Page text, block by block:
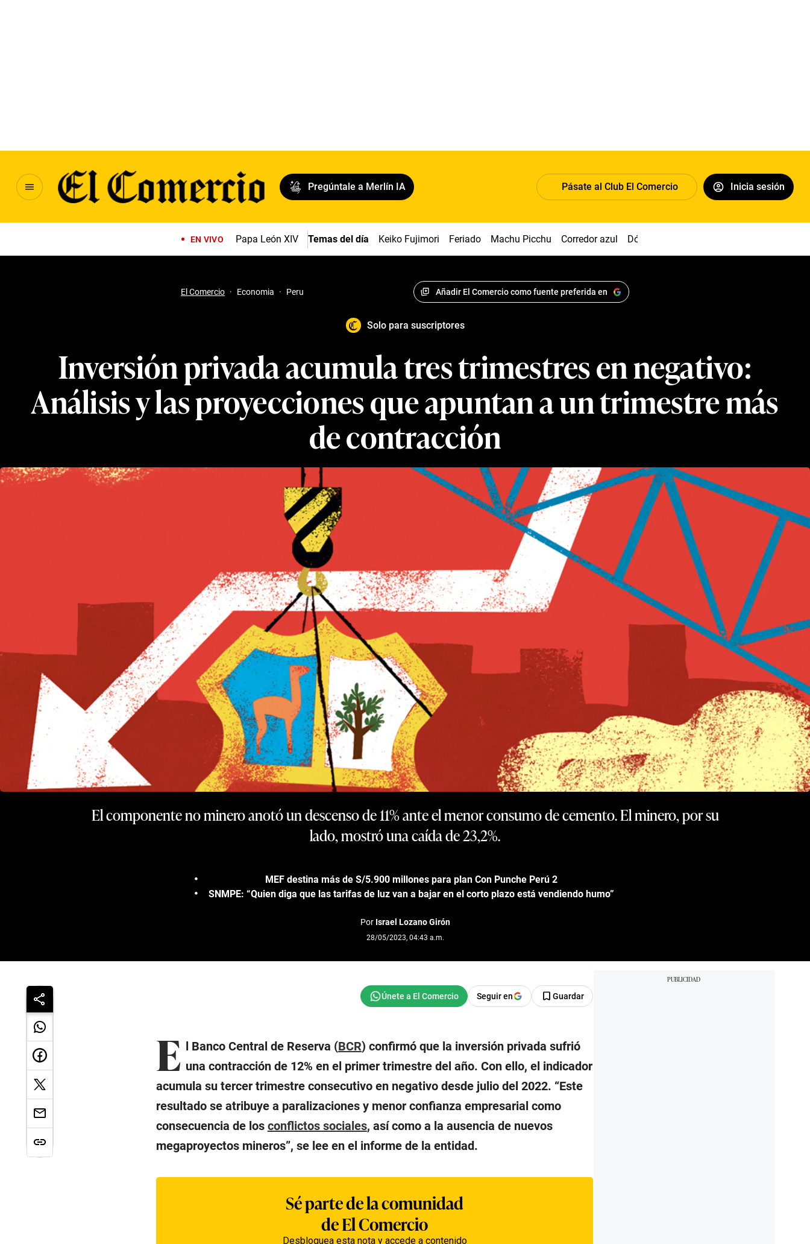
Pregúntale a Merlín IA Pásate al Club El Comercio Inicia sesión
EN VIVO Papa León XIV Temas del día Keiko Fujimori Feriado Machu Picchu Corredor azul Dólar
El Comercio · Economia · Peru Añadir El Comercio como fuente preferida en
Solo para suscriptores
Inversión privada acumula tres trimestres en negativo:
Análisis y las proyecciones que apuntan a un trimestre más
de contracción
El componente no minero anotó un descenso de 11% ante el menor consumo de cemento. El minero, por su
lado, mostró una caída de 23,2%.
MEF destina más de S/5.900 millones para plan Con Punche Perú 2
SNMPE: “Quien diga que las tarifas de luz van a bajar en el corto plazo está vendiendo humo”
Por Israel Lozano Girón
28/05/2023, 04:43 a.m.
Seguir en Guardar
E l Banco Central de Reserva (BCR) confirmó que la inversión privada sufrió
una contracción de 12% en el primer trimestre del año. Con ello, el indicador
acumula su tercer trimestre consecutivo en negativo desde julio del 2022. “Este
resultado se atribuye a paralizaciones y menor confianza empresarial como
consecuencia de los conflictos sociales, así como a la ausencia de nuevos
megaproyectos mineros”, se lee en el informe de la entidad.